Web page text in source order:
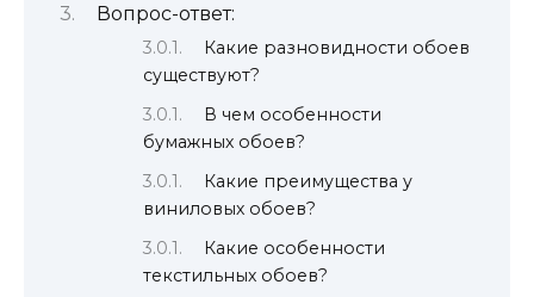
Вопрос-ответ:
Какие разновидности обоев
существуют?
В чем особенности
бумажных обоев?
Какие преимущества у
виниловых обоев?
Какие особенности
текстильных обоев?